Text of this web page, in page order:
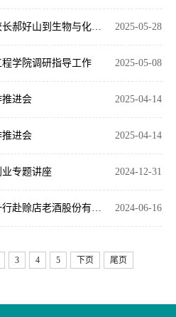
2025-05-28
主动作为，奋勇争先——校长郝好山到生物与化学工程学院调研指导工作
2025-05-08
学院调研指导工作
2025-04-14
推进会
2025-04-14
推进会
2024-12-31
专题讲座
2024-06-16
生物与化学工程学院师生一行赴赊店老酒股份有限公司开展访企拓岗促就业活动
3 4 5 下页 尾页